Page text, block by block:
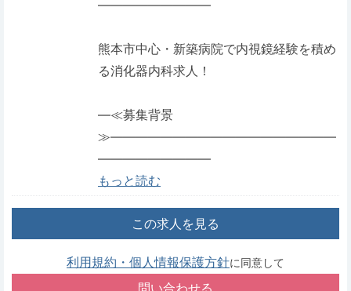
―――――――――
熊本市中心・新築病院で内視鏡経験を積め
る消化器内科求人！
―≪募集背景
≫――――――――――――――――――
―――――――――
もっと読む
この求人を見る
利用規約・個人情報保護方針に同意して